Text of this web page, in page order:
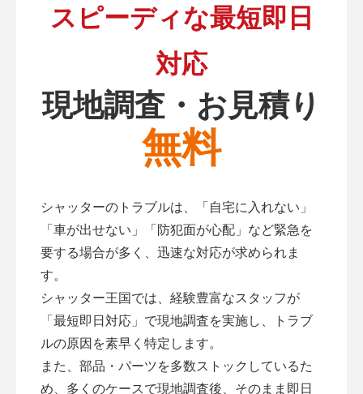
スピーディな最短即日
対応
現地調査・お見積り
無料
シャッターのトラブルは、「自宅に入れない」
「車が出せない」「防犯面が心配」など緊急を
要する場合が多く、迅速な対応が求められま
す。
シャッター王国では、経験豊富なスタッフが
「最短即日対応」で現地調査を実施し、トラブ
ルの原因を素早く特定します。
また、部品・パーツを多数ストックしているた
め、多くのケースで現地調査後、そのまま即日